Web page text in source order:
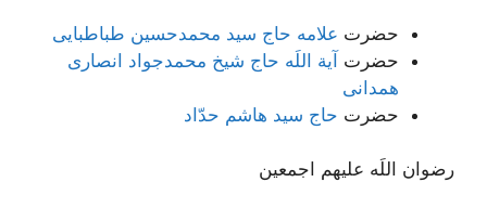
حضرت علامه حاج سید محمدحسین طباطبایی
حضرت آیة اللَه حاج شیخ محمدجواد انصاری
همدانی
حضرت حاج سید هاشم حدّاد
رضوان اللَه علیهم اجمعین